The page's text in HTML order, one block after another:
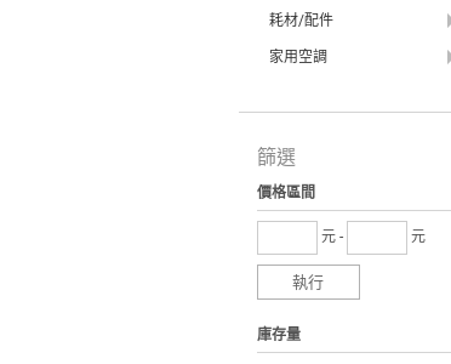
耗材/配件
家用空調
篩選
價格區間
元 - 元
執行
庫存量